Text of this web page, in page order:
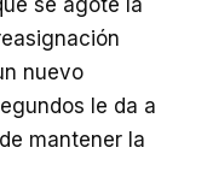
nuevo
le da a
mantener la